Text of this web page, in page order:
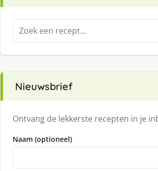
Zoeken
naar:
Nieuwsbrief
Ontvang de lekkerste recepten in je
Naam (optioneel)